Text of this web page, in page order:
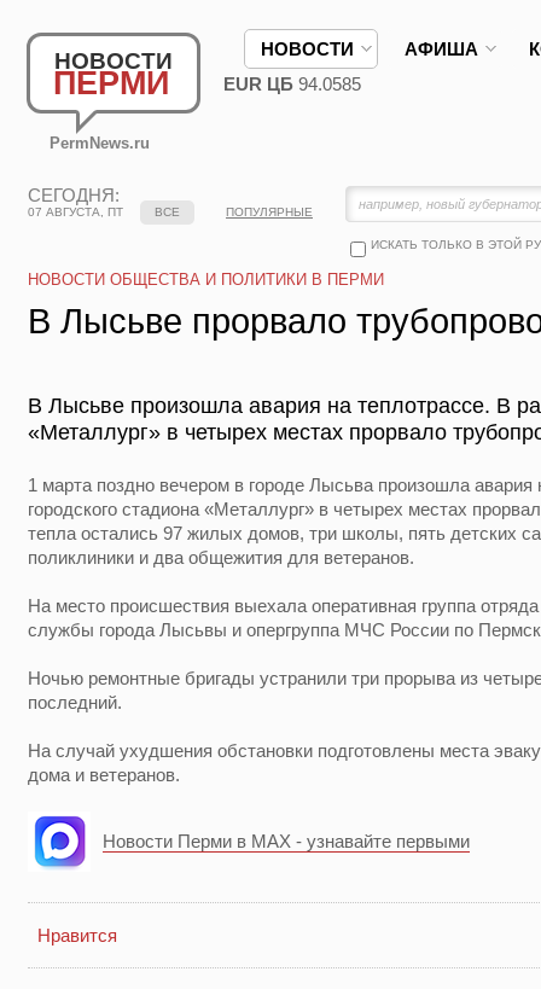
НОВОСТИ
ПЕРМИ
PermNews.ru
НОВОСТИ АФИША
EUR ЦБ 94.0585
СЕГОДНЯ:
07 АВГУСТА, ПТ
ИСКАТЬ ТОЛЬКО В ЭТОЙ
ВСЕ ПОПУЛЯРНЫЕ
НОВОСТИ ОБЩЕСТВА И ПОЛИТИКИ В ПЕРМИ
В Лысьве прорвало
В Лысьве произошла авария на теплотрассе. В
«Металлург» в четырех местах прорвало
1 марта поздно вечером в городе Лысьва произошла авария
городского стадиона «Металлург» в четырех местах
тепла остались 97 жилых домов, три школы, пять детских
поликлиники и два общежития для ветеранов.
На место происшествия выехала оперативная группа
службы города Лысьвы и опергруппа МЧС России по
Ночью ремонтные бригады устранили три прорыва из
последний.
На случай ухудшения обстановки подготовлены места
дома и ветеранов.
Новости Перми в MAX - узнавайте первыми
Нравится